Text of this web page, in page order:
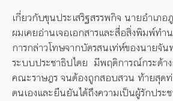
เกี่ยวกับขุนประเสริฐสรรพกิจ นายอำเภ
ผมเคยอ่านเจอเอกสารและสื่อสิ่งพิมพ์ทำ
การกล่าวโทษจากบัตรสนเท่ห์ของนายจัน
ระบบประชาธิปไตย มีพฤติการณ์กระด้าง
คณะราษฎร จนต้องถูกสอบสวน ท้ายสุด
ตนเองและยืนยันได้ถึงความเป็นผู้รักประ